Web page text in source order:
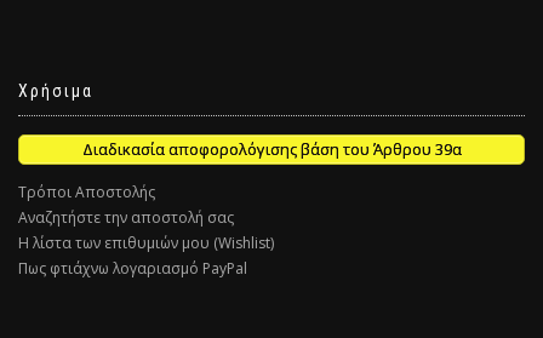
Χρήσιμα
Διαδικασία αποφορολόγισης βάση του Άρθρου 39α
Τρόποι Αποστολής
Αναζητήστε την αποστολή σας
Η λίστα των επιθυμιών μου (Wishlist)
Πως φτιάχνω λογαριασμό PayPal